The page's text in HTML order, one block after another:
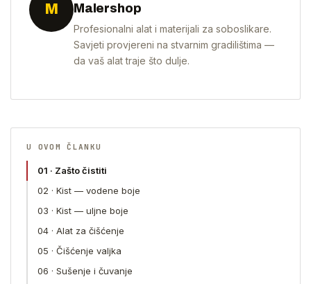
M Malershop
Profesionalni alat i materijali za soboslikare.
Savjeti provjereni na stvarnim gradilištima —
da vaš alat traje što dulje.
U OVOM ČLANKU
01 · Zašto čistiti
02 · Kist — vodene boje
03 · Kist — uljne boje
04 · Alat za čišćenje
05 · Čišćenje valjka
06 · Sušenje i čuvanje